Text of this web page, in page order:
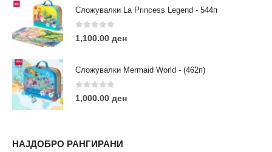
Сложувалки La Princess Legend - 544п
0 out of 5
1,100.00 ден
Сложувалки Mermaid World - (462п)
0 out of 5
1,000.00 ден
НАЈДОБРО РАНГИРАНИ
ЛИНКОВИ
Услови за користење
Големопродажба
Кариера
За нас
Нашите локации